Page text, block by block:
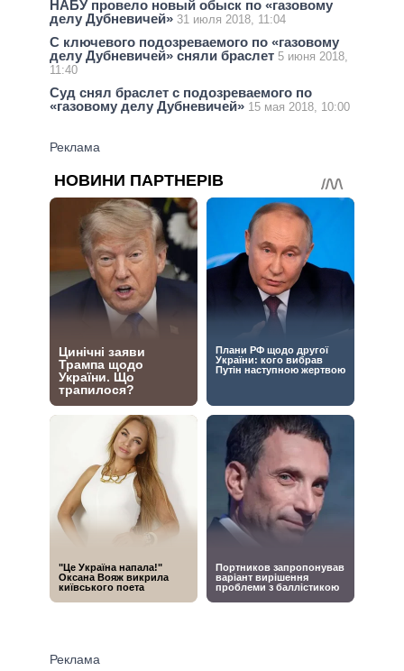
НАБУ провело новый обыск по «газовому
делу Дубневичей» 31 июля 2018, 11:04
С ключевого подозреваемого по «газовому
делу Дубневичей» сняли браслет 5 июня 2018,
11:40
Суд снял браслет с подозреваемого по
«газовому делу Дубневичей» 15 мая 2018, 10:00